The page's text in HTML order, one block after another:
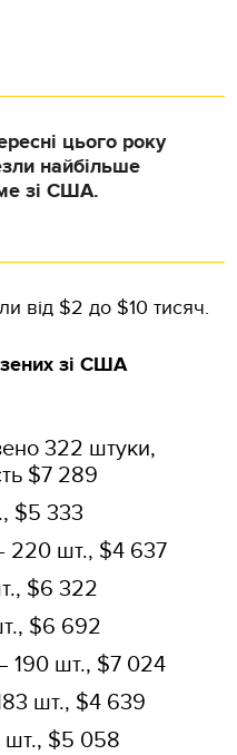
цього року
найбільше
зі США.
від $2 до $10 тисяч.
зі США
322 штуки,
$7 289
$5 333
220 шт., $4 637
$6 322
$6 692
190 шт., $7 024
шт., $4 639
$5 058